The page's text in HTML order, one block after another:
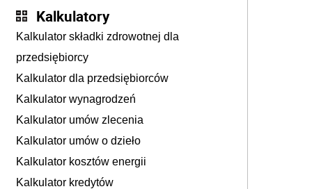
Kalkulatory
Kalkulator składki zdrowotnej dla
przedsiębiorcy
Kalkulator dla przedsiębiorców
Kalkulator wynagrodzeń
Kalkulator umów zlecenia
Kalkulator umów o dzieło
Kalkulator kosztów energii
Kalkulator kredytów